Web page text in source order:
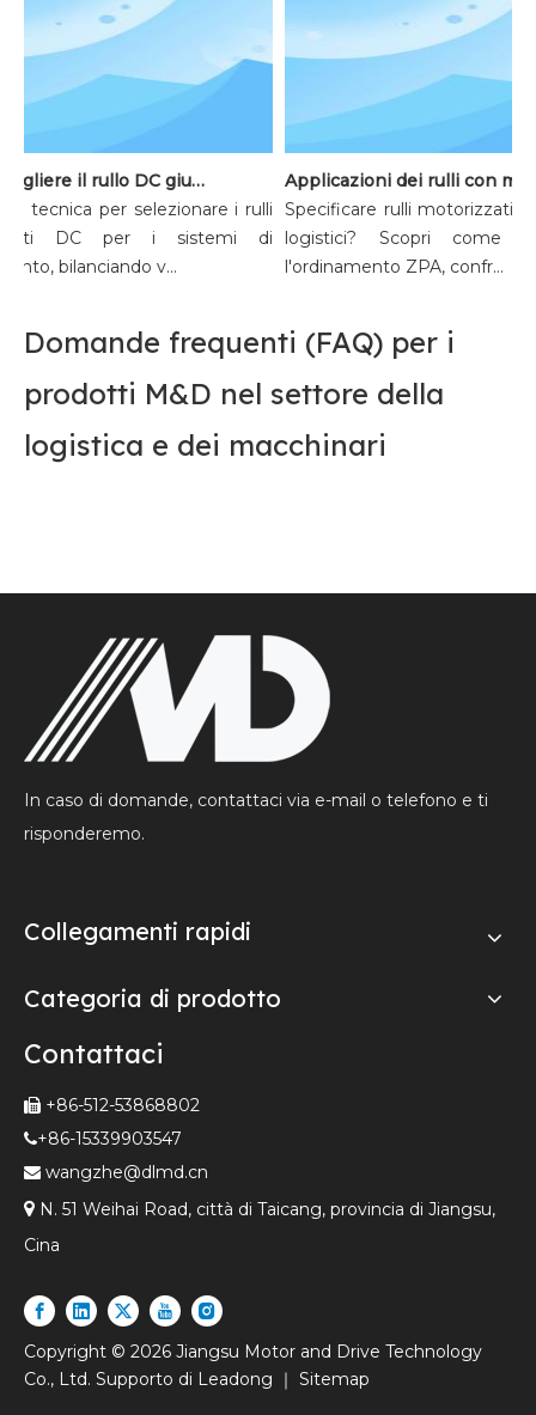
Come scegliere il rullo DC giusto per le apparecchiature di smistamento
tecnica per selezionare i rulli
DC per i sistemi di
bilanciando v...
Specificare rulli motorizzati
logistici? Scopri come
l'ordinamento ZPA, confr...
Domande frequenti (FAQ) per i
prodotti M&D nel settore della
logistica e dei macchinari
In caso di domande, contattaci via e-mail o telefono e ti
risponderemo.
Collegamenti rapidi
Categoria di prodotto
Contattaci
 +86-512-53868802
+86-15339903547
 wangzhe@dlmd.cn
 N. 51 Weihai Road, città di Taicang, provincia di Jiangsu,
Cina
Copyright © 2026 Jiangsu Motor and Drive Technology
Co., Ltd. Supporto di Leadong ｜ Sitemap